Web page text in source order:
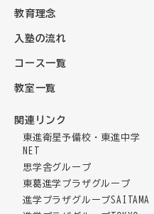
教育理念
入塾の流れ
コース一覧
教室一覧
関連リンク
東進衛星予備校・東進中学
NET
思学舎グループ
東葛進学プラザグループ
進学プラザグループSAITAMA